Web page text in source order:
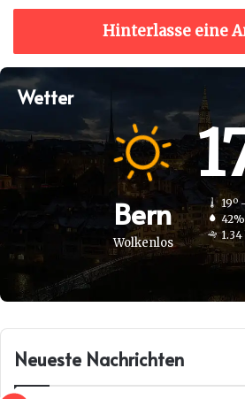
Hinterlasse eine
Wetter
Bern
Wolkenlos
19º
42%
Neueste Nachrichten